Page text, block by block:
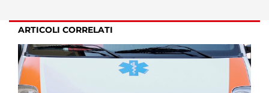
ARTICOLI CORRELATI